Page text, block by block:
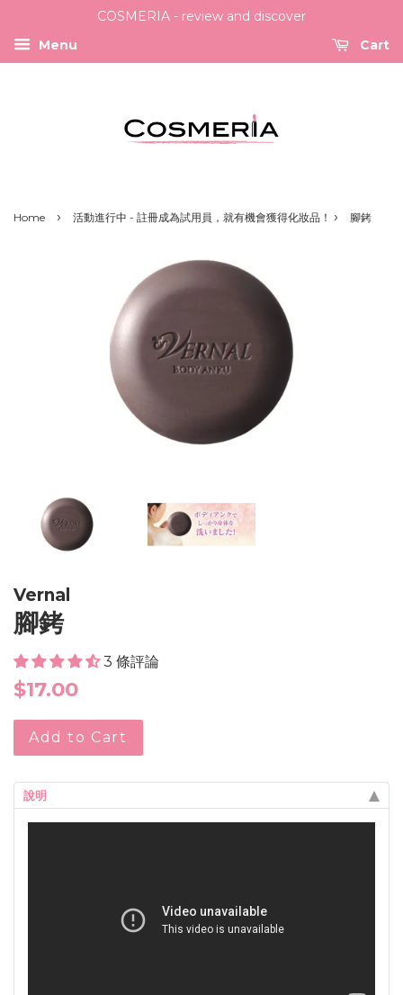
COSMERIA - review and discover
Menu
Cart
Home › 活動進行中 - 註冊成為試用員，就有機會獲得化妝品！ › 腳銬
Vernal
腳銬
3 條評論
Regular
$17.00
Add to Cart
說明